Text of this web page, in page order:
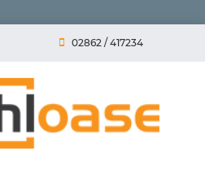
02862 / 417234